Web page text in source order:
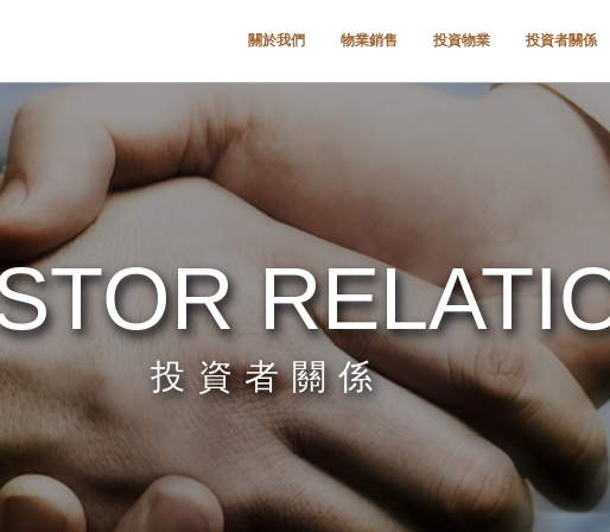
關於我們 物業銷售 投資物業 投資者關係
投資者關係